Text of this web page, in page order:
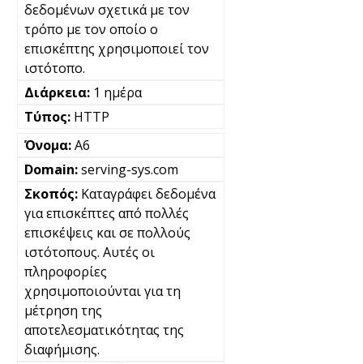
δεδομένων σχετικά με τον
τρόπο με τον οποίο ο
επισκέπτης χρησιμοποιεί τον
ιστότοπο.
1 ημέρα
HTTP
A6
serving-sys.com
Καταγράφει δεδομένα
για επισκέπτες από πολλές
επισκέψεις και σε πολλούς
ιστότοπους. Αυτές οι
πληροφορίες
χρησιμοποιούνται για τη
μέτρηση της
αποτελεσματικότητας της
διαφήμισης.